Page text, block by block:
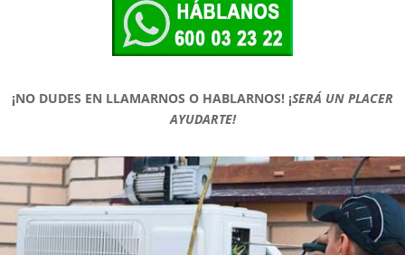
¡NO DUDES EN LLAMARNOS O HABLARNOS! ¡SERÁ UN PLACER
AYUDARTE!